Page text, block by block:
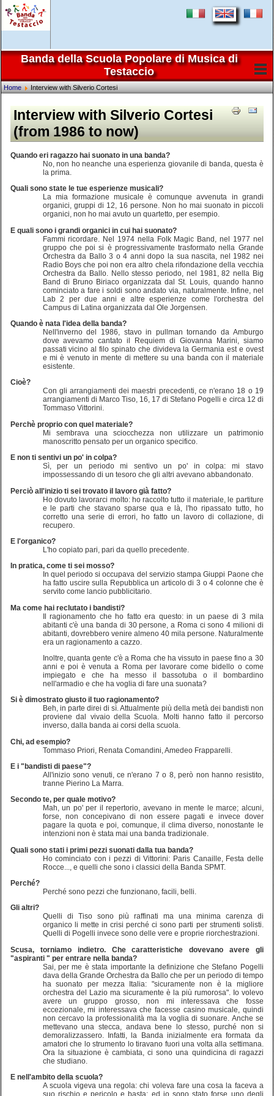
Banda della Scuola Popolare di Musica di
Testaccio
Home Interview with Silverio Cortesi
Interview with Silverio Cortesi
(from 1986 to now)
Quando eri ragazzo hai suonato in una banda?
No, non ho neanche una esperienza giovanile di banda, questa è
la prima.
Quali sono state le tue esperienze musicali?
La mia formazione musicale è comunque avvenuta in grandi
organici, gruppi di 12, 16 persone. Non ho mai suonato in piccoli
organici, non ho mai avuto un quartetto, per esempio.
E quali sono i grandi organici in cui hai suonato?
Fammi ricordare. Nel 1974 nella Folk Magic Band, nel 1977 nel
gruppo che poi si è progressivamente trasformato nella Grande
Orchestra da Ballo 3 o 4 anni dopo la sua nascita, nel 1982 nei
Radio Boys che poi non era altro chela rifondazione della vecchia
Orchestra da Ballo. Nello stesso periodo, nel 1981, 82 nella Big
Band di Bruno Biriaco organizzata dal St. Louis, quando hanno
cominciato a fare i soldi sono andato via, naturalmente. Infine, nel
Lab 2 per due anni e altre esperienze come l'orchestra del
Campus di Latina organizzata dal Ole Jorgensen.
Quando è nata l'idea della banda?
Nell'inverno del 1986, stavo in pullman tornando da Amburgo
dove avevamo cantato il Requiem di Giovanna Marini, siamo
passati vicino al filo spinato che divideva la Germania est e ovest
e mi è venuto in mente di mettere su una banda con il materiale
esistente.
Cioè?
Con gli arrangiamenti dei maestri precedenti, ce n'erano 18 o 19
arrangiamenti di Marco Tiso, 16, 17 di Stefano Pogelli e circa 12 di
Tommaso Vittorini.
Perchè proprio con quel materiale?
Mi sembrava una sciocchezza non utilizzare un patrimonio
manoscritto pensato per un organico specifico.
E non ti sentivi un po' in colpa?
Sì, per un periodo mi sentivo un po' in colpa: mi stavo
impossessando di un tesoro che gli altri avevano abbandonato.
Perciò all'inizio ti sei trovato il lavoro già fatto?
Ho dovuto lavorarci molto: ho raccolto tutto il materiale, le partiture
e le parti che stavano sparse qua e là, l'ho ripassato tutto, ho
corretto una serie di errori, ho fatto un lavoro di collazione, di
recupero.
E l'organico?
L'ho copiato pari, pari da quello precedente.
In pratica, come ti sei mosso?
In quel periodo si occupava del servizio stampa Giuppi Paone che
ha fatto uscire sulla Repubblica un articolo di 3 o 4 colonne che è
servito come lancio pubblicitario.
Ma come hai reclutato i bandisti?
Il ragionamento che ho fatto era questo: in un paese di 3 mila
abitanti c'è una banda di 30 persone, a Roma ci sono 4 milioni di
abitanti, dovrebbero venire almeno 40 mila persone. Naturalmente
era un ragionamento a cazzo.
Inoltre, quanta gente c'è a Roma che ha vissuto in paese fino a 30
anni e poi è venuta a Roma per lavorare come bidello o come
impiegato e che ha messo il bassotuba o il bombardino
nell'armadio e che ha voglia di fare una suonata?
Si è dimostrato giusto il tuo ragionamento?
Beh, in parte direi di sì. Attualmente più della metà dei bandisti non
proviene dal vivaio della Scuola. Molti hanno fatto il percorso
inverso, dalla banda ai corsi della scuola.
Chi, ad esempio?
Tommaso Priori, Renata Comandini, Amedeo Frapparelli.
E i "bandisti di paese"?
All'inizio sono venuti, ce n'erano 7 o 8, però non hanno resistito,
tranne Pierino La Marra.
Secondo te, per quale motivo?
Mah, un po' per il repertorio, avevano in mente le marce; alcuni,
forse, non concepivano di non essere pagati e invece dover
pagare la quota e poi, comunque, il clima diverso, nonostante le
intenzioni non è stata mai una banda tradizionale.
Quali sono stati i primi pezzi suonati dalla tua banda?
Ho cominciato con i pezzi di Vittorini: Paris Canaille, Festa delle
Rocce..., e quelli che sono i classici della Banda SPMT.
Perché?
Perché sono pezzi che funzionano, facili, belli.
Gli altri?
Quelli di Tiso sono più raffinati ma una minima carenza di
organico li mette in crisi perché ci sono parti per strumenti solisti.
Quelli di Pogelli invece sono delle vere e proprie riorchestrazioni.
Scusa, torniamo indietro. Che caratteristiche dovevano avere gli
"aspiranti " per entrare nella banda?
Sai, per me è stata importante la definizione che Stefano Pogelli
dava della Grande Orchestra da Ballo che per un periodo di tempo
ha suonato per mezza Italia: "sicuramente non è la migliore
orchestra del Lazio ma sicuramente è la più rumorosa". Io volevo
avere un gruppo grosso, non mi interessava che fosse
eccezionale, mi interessava che facesse casino musicale, quindi
non cercavo la professionalità ma la voglia di suonare. Anche se
mettevano una stecca, andava bene lo stesso, purché non si
demoralizzassero. Infatti, la Banda inizialmente era formata da
amatori che lo strumento lo tiravano fuori una volta alla settimana.
Ora la situazione è cambiata, ci sono una quindicina di ragazzi
che studiano.
E nell'ambito della scuola?
A scuola vigeva una regola: chi voleva fare una cosa la faceva a
suo rischio e pericolo e basta; ed io sono stato forse uno degli